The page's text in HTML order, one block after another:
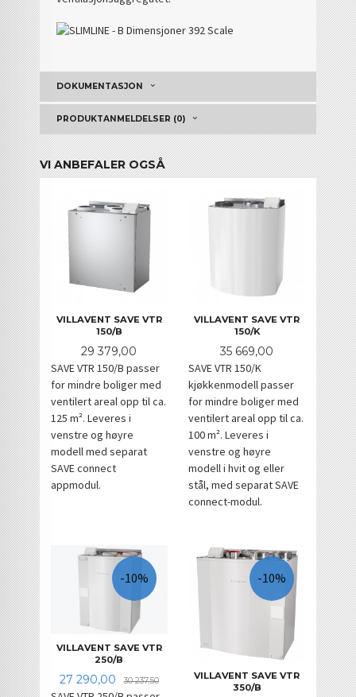
DOKUMENTASJON
PRODUKTANMELDELSER (0)
VI ANBEFALER OGSÅ
VILLAVENT SAVE VTR
150/B
Pris
29 379,00
SAVE VTR 150/B passer
for mindre boliger med
ventilert areal opp til ca.
125 m². Leveres i
venstre og høyre
modell med separat
SAVE connect
appmodul.
VILLAVENT SAVE VTR
150/K
Pris
35 669,00
SAVE VTR 150/K
kjøkkenmodell passer
for mindre boliger med
ventilert areal opp til ca.
100 m². Leveres i
venstre og høyre
modell i hvit og eller
stål, med separat SAVE
connect-modul.
VILLAVENT SAVE VTR
250/B
Tilbud
27 290,00 30 237,50Rabatt
-10%
VILLAVENT SAVE VTR
350/B
-10%